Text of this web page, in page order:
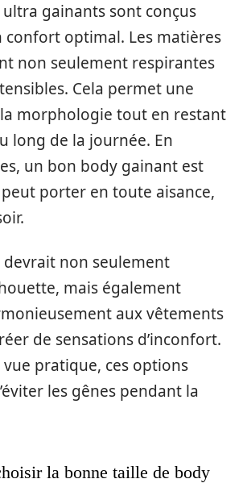
gainants sont conçus
optimal. Les matières
non seulement respirantes
Cela permet une
morphologie tout en restant
long de la journée. En
un bon body gainant est
peut porter en toute aisance,
devrait non seulement
mais également
aux vêtements
de sensations d’inconfort.
vue pratique, ces options
les gênes pendant la
la bonne taille de body